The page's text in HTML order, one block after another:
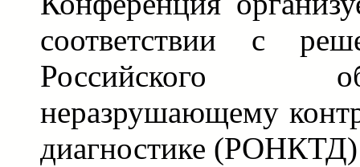
соответствии с
Российского
неразрушающему
диагностике